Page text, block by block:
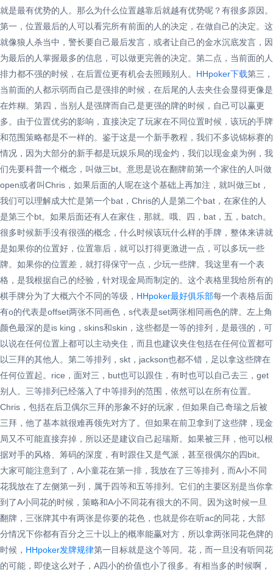
就是最有优势的人。那么为什么位置越靠后就越有优势呢？有很多原因。
第一，位置最后的人可以看完所有前面的人的决定，在做自己的决定。这
就像狼人杀当中，警长要自己最后发言，或者让自己的金水沉底发言，因
为最后的人掌握最多的信息，可以做更完善的决定。第二点，当前面的人
排力都不强的时候，在后置位更有机会去照顾别人。 HHpoker下载第三，
当前面的人都示弱而自己是强排的时候，在后尾的人去夹住会显得更像是
在炸糊。第四，当别人是强牌而自己是更强的牌的时候，自己可以赢更
多。由于位置优劣的影响，直接决定了玩家在不同位置时候，该玩的手牌
和范围策略都是不一样的。鉴于这是一个新手教程，我们不多说锦标赛的
情况，因为大部分的新手都是玩娱乐局的现金灼，我们以现金桌为例，我
们先要科普一个概念，叫做三bt。意思是说在翻牌前第一个家住的人叫做
open或者叫Chris，如果后面的人呢在这个基础上再加注，就叫做三bt，
我们可以理解成大忙是第一个bat，Chris的人是第二个bat，在家住的人
是第三个bt。如果后面还有人在家住，那就。哦、四，bat，五，batch。
很多时候新手没有很强的概念，什么时候该玩什么样的手牌，整体来讲就
是如果你的位置好，位置靠后，就可以打得更激进一点，可以多玩一些
牌。如果你的位置差，就打得保守一点，少玩一些牌。我这里有一个表
格，是我根据自己的经验，针对现金局而制定的。这个表格里我给所有的
棋手牌分为了大概六个不同的等级， HHpoker最好俱乐部每一个表格后面
有o的代表是offset两张不同画色，s代表是set两张相同画色的牌。左上角
颜色最深的是is king，skins和skin，这些都是一等的排列，是最强的，可
以说在任何位置上都可以主动夹住，而且也建议夹住包括在任何位置都可
以三拜的其他人。第二等排列，skt，jackson也都不错，足以拿这些牌在
任何位置起。rice，面对三，but也可以跟住，有时也可以自己去三，get
别人。三等排列已经落入了中等排列的范围，依然可以在所有位置。
Chris，包括在后卫偶尔三拜的形象不好的玩家，但如果自己奇瑞之后被
三拜，他了基本就很难再领先对方了。但如果在前卫拿到了这些牌，现金
局又不可能直接弃掉，所以还是建议自己起瑞斯。如果被三拜，他可以根
据对手的风格、筹码的深度，有时跟住又是气派，甚至很偶尔的四bit。
大家可能注意到了，A小童花在第一排，我放在了三等排列，而A小不同
花我放在了左侧第一列，属于四等和五等排列。它们的主要区别是当你拿
到了A小同花的时候，策略和A小不同花有很大的不同。因为这时候一旦
翻牌，三张牌其中有两张是你要的花色，也就是你在听ac的同花，大部
分情况下你都有百分之三十以上的概率能赢对方，所以拿两张同花色牌的
时候， HHpoker发牌规律第一目标就是这个等同。花，而一旦没有听同花
的可能，即使这么对子，A四小的价值也小了很多。有相当多的时候啊，